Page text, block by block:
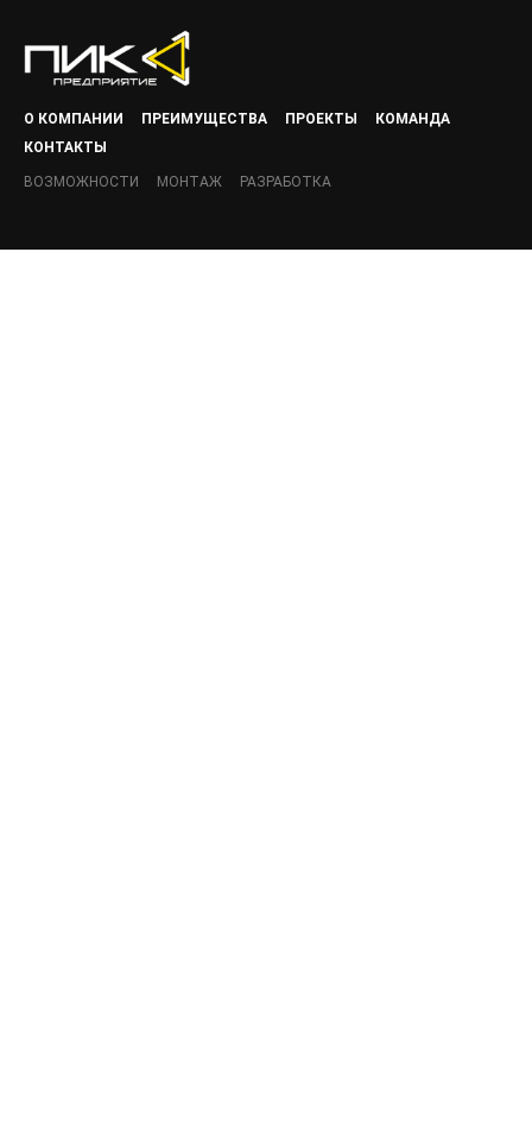
О КОМПАНИИ ПРЕИМУЩЕСТВА ПРОЕКТЫ
КОМАНДА
КОНТАКТЫ
ВОЗМОЖНОСТИ МОНТАЖ РАЗРАБОТКА